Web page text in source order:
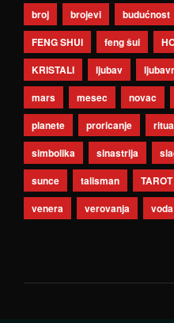
broj
brojevi budućnost
FENG SHUI
feng šui
KRISTALI
ljubav
mars
mesec novac
planete
proricanje
simbolika
sinastrija
sunce
talisman TAROT
venera
verovanja voda